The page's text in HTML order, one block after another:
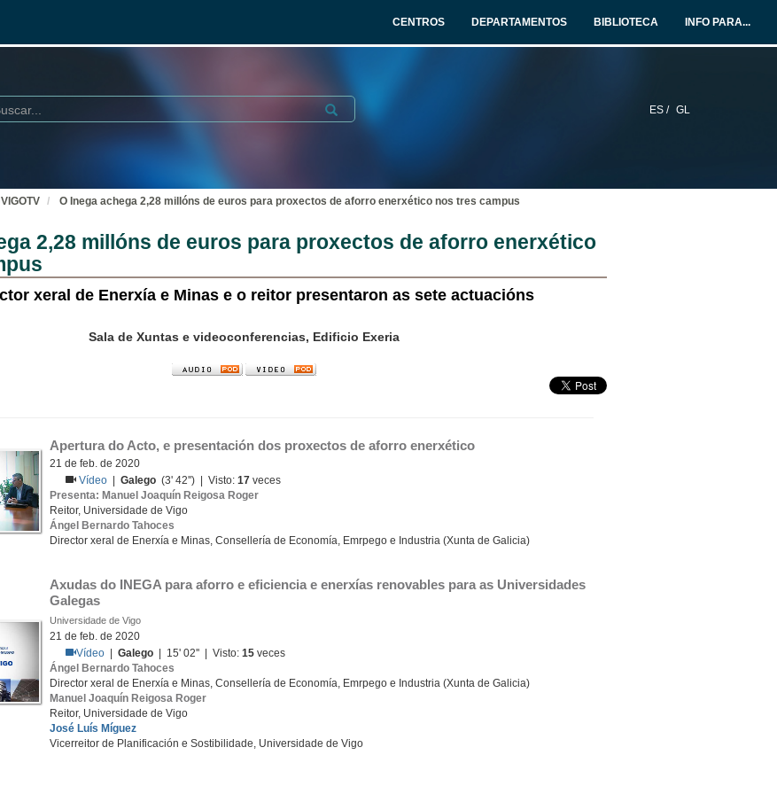
CENTROS DEPARTAMENTOS BIBLIOTECA INFO PARA...
ES / GL
Submit
O Inega achega 2,28 millóns de euros para proxectos de aforro enerxético nos tres campus
2,28 millóns de euros para proxectos de aforro enerxético
xeral de Enerxía e Minas e o reitor presentaron as sete actuacións
Sala de Xuntas e videoconferencias, Edificio Exeria
Apertura do Acto, e presentación dos proxectos de aforro enerxético
21 de feb. de 2020
Vídeo
|Galego (3' 42'') | Visto:17 veces
Presenta: Manuel Joaquín Reigosa Roger
Reitor, Universidade de Vigo
Ángel Bernardo Tahoces
Director xeral de Enerxía e Minas, Consellería de Economía, Emrpego e Industria (Xunta de Galicia)
Axudas do INEGA para aforro e eficiencia e enerxías renovables para as Universidades
Galegas
Universidade de Vigo
21 de feb. de 2020
Vídeo |Galego | 15' 02'' | Visto:15 veces
Ángel Bernardo Tahoces
Director xeral de Enerxía e Minas, Consellería de Economía, Emrpego e Industria (Xunta de Galicia)
Manuel Joaquín Reigosa Roger
Reitor, Universidade de Vigo
José Luís Míguez
Vicerreitor de Planificación e Sostibilidade, Universidade de Vigo